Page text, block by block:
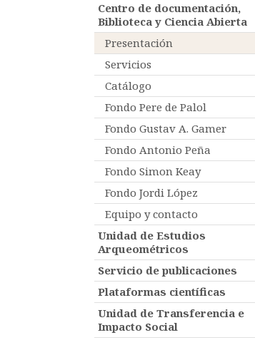
Centro de documentación,
Biblioteca y Ciencia Abierta
Presentación
Servicios
Catálogo
Fondo Pere de Palol
Fondo Gustav A. Gamer
Fondo Antonio Peña
Fondo Simon Keay
Fondo Jordi López
Equipo y contacto
Unidad de Estudios
Arqueométricos
Servicio de publicaciones
Plataformas científicas
Unidad de Transferencia e
Impacto Social